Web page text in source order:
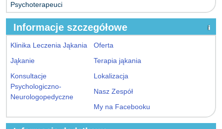
Psychoterapeuci
Informacje szczegółowe
Klinika Leczenia Jąkania
Oferta
Jąkanie
Terapia jąkania
Konsultacje
Psychologiczno-
Neurologopedyczne
Lokalizacja
Nasz Zespół
My na Facebooku